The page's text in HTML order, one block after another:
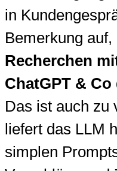
in
Bemerkung auf,
Recherchen
ChatGPT & Co
Das ist auch zu
liefert das LLM
simplen